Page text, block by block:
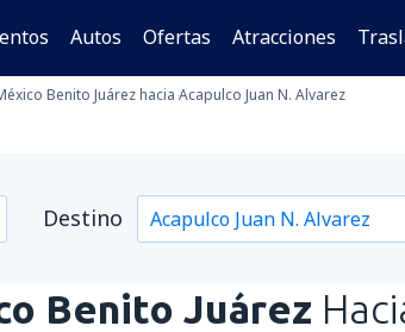
Autos Ofertas Atracciones
Benito Juárez hacia Acapulco Juan N. Alvarez
Destino
Benito Juárez